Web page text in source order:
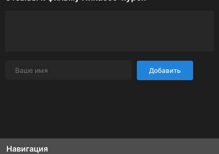
Добавить
Навигация